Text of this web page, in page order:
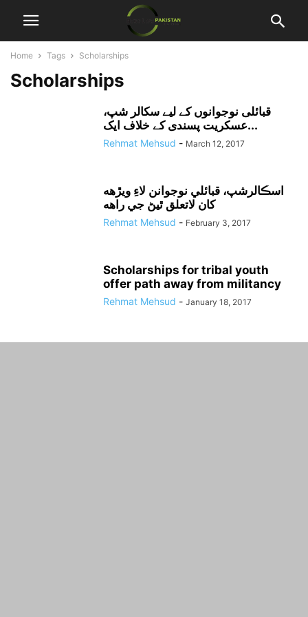
Home Tags Scholarships
Scholarships
قبائلی نوجوانوں کے لیے سکالر شپ،
عسکریت پسندی کے خلاف ایک...
Rehmat Mehsud - March 12, 2017
اسڪالرشپ، قبائلي نوجوانن لاءِ ويڙهه
کان لاتعلق ٿيڻ جي راهه
Rehmat Mehsud - February 3, 2017
Scholarships for tribal youth
offer path away from militancy
Rehmat Mehsud - January 18, 2017